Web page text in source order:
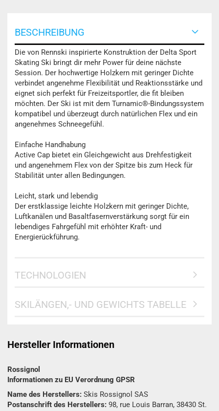
BESCHREIBUNG
Die von Rennski inspirierte Konstruktion der Delta Sport
Skating Ski bringt dir mehr Power für deine nächste
Session. Der hochwertige Holzkern mit geringer Dichte
verbindet angenehme Flexibilität und Reaktionsstärke und
eignet sich perfekt für Freizeitsportler, die fit bleiben
möchten. Der Ski ist mit dem Turnamic®-Bindungssystem
kompatibel und überzeugt durch natürlichen Flex und ein
angenehmes Schneegefühl.
Einfache Handhabung
Active Cap bietet ein Gleichgewicht aus Drehfestigkeit
und angenehmem Flex von der Spitze bis zum Heck für
Stabilität unter allen Bedingungen.
Leicht, stark und lebendig
Der erstklassige leichte Holzkern mit geringer Dichte,
Luftkanälen und Basaltfasernverstärkung sorgt für ein
lebendiges Fahrgefühl mit erhöhter Kraft- und
Energierückführung.
TECHNOLOGIEN
SKILÄNGEN,- UND GEWICHTS TABELLE
Hersteller Informationen
Rossignol
Informationen zu EU Verordnung GPSR
Name des Herstellers: Skis Rossignol SAS
Postanschrift des Herstellers: 98, rue Louis Barran, 38430 St.